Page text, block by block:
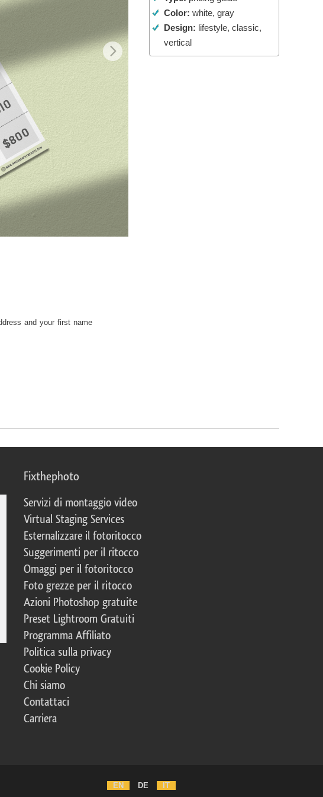
di Addestramento AI Video Editing ServicesColor: white, gray
Design: lifestyle, classic,
vertical
and your first name
Fixthephoto
Servizi di montaggio video
Virtual Staging Services
Esternalizzare il fotoritocco
Suggerimenti per il ritocco
Omaggi per il fotoritocco
Foto grezze per il ritocco
Azioni Photoshop gratuite
Preset Lightroom Gratuiti
Programma Affiliato
Politica sulla privacy
Cookie Policy
Chi siamo
Contattaci
Carriera
EN DE IT